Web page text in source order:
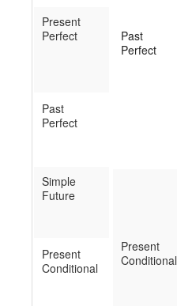
Past
Perfect
Present
Perfect
Past
Perfect
Simple
Future
Present
Conditional
Present
Conditional